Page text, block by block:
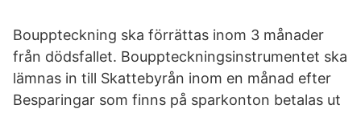
Bouppteckning ska förrättas inom 3 månader
från dödsfallet. Bouppteckningsinstrumentet ska
lämnas in till Skattebyrån inom en månad efter
Besparingar som finns på sparkonton betalas ut